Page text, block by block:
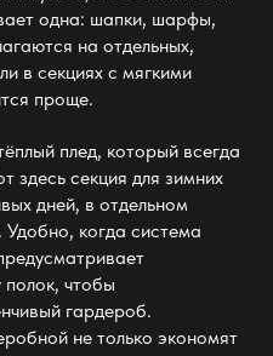
одна: шапки, шарфы,
на отдельных,
в секциях с мягкими
проще.
плед, который всегда
здесь секция для зимних
дней, в отдельном
когда система
чтобы
гардероб.
не только экономят